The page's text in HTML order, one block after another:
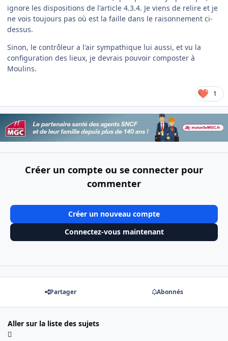
ignore les dispositions de l'article 4.3.4. Je viens de relire et je
ne vois toujours pas où est la faille dans le raisonnement ci-
dessus.
Sinon, le contrôleur a l'air sympathique lui aussi, et vu la
configuration des lieux, je devrais pouvoir composter à
Moulins.
1
Créer un compte ou se connecter pour
commenter
Créer un nouveau compte
Connectez-vous maintenant
Partager Abonnés
Aller sur la liste des sujets